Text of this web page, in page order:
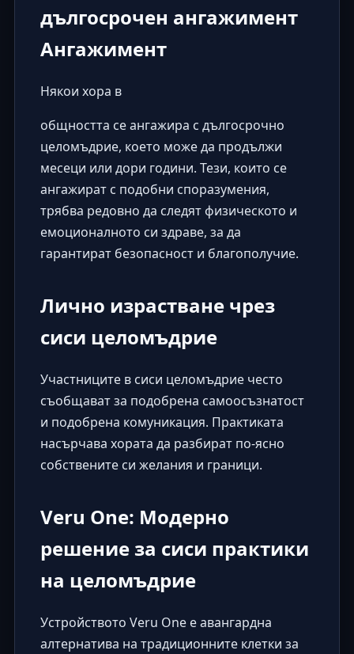
дългосрочен ангажимент
Ангажимент
Някои хора в
общността се ангажира с дългосрочно
целомъдрие, което може да продължи
месеци или дори години. Тези, които се
ангажират с подобни споразумения,
трябва редовно да следят физическото и
емоционалното си здраве, за да
гарантират безопасност и благополучие.
Лично израстване чрез
сиси целомъдрие
Участниците в сиси целомъдрие често
съобщават за подобрена самоосъзнатост
и подобрена комуникация. Практиката
насърчава хората да разбират по-ясно
собствените си желания и граници.
Veru One: Модерно
решение за сиси практики
на целомъдрие
Устройството Veru Oneе авангардна
алтернатива на традиционните клетки за